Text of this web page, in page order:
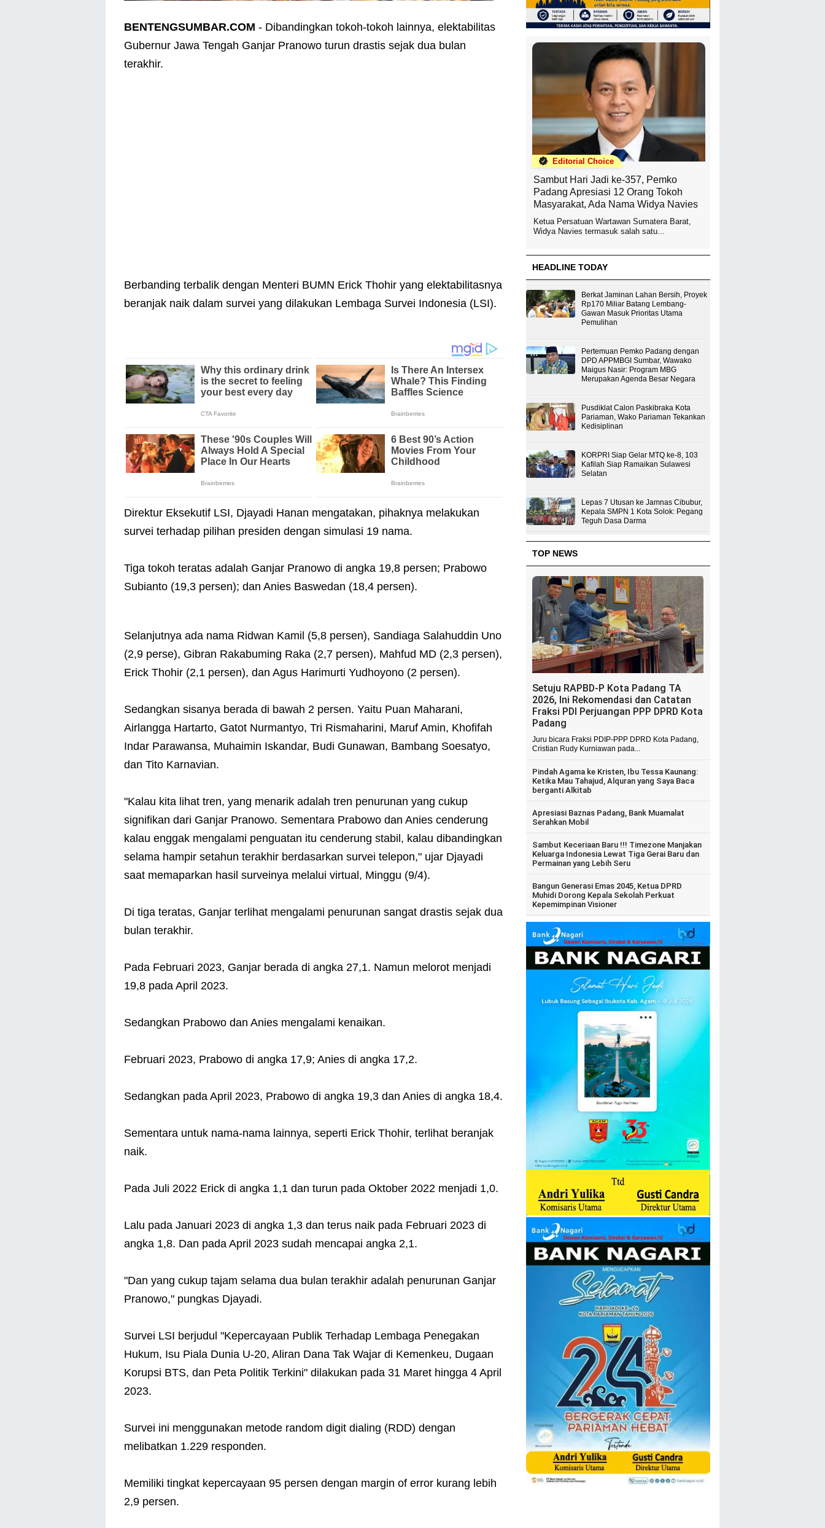
BENTENGSUMBAR.COM - Dibandingkan tokoh-tokoh lainnya, elektabilitas
Gubernur Jawa Tengah Ganjar Pranowo turun drastis sejak dua bulan
terakhir.
Berbanding terbalik dengan Menteri BUMN Erick Thohir yang elektabilitasnya
beranjak naik dalam survei yang dilakukan Lembaga Survei Indonesia (LSI).
Direktur Eksekutif LSI, Djayadi Hanan mengatakan, pihaknya melakukan
survei terhadap pilihan presiden dengan simulasi 19 nama.
Tiga tokoh teratas adalah Ganjar Pranowo di angka 19,8 persen; Prabowo
Subianto (19,3 persen); dan Anies Baswedan (18,4 persen).
Selanjutnya ada nama Ridwan Kamil (5,8 persen), Sandiaga Salahuddin Uno
(2,9 perse), Gibran Rakabuming Raka (2,7 persen), Mahfud MD (2,3 persen),
Erick Thohir (2,1 persen), dan Agus Harimurti Yudhoyono (2 persen).
Sedangkan sisanya berada di bawah 2 persen. Yaitu Puan Maharani,
Airlangga Hartarto, Gatot Nurmantyo, Tri Rismaharini, Maruf Amin, Khofifah
Indar Parawansa, Muhaimin Iskandar, Budi Gunawan, Bambang Soesatyo,
dan Tito Karnavian.
"Kalau kita lihat tren, yang menarik adalah tren penurunan yang cukup
signifikan dari Ganjar Pranowo. Sementara Prabowo dan Anies cenderung
kalau enggak mengalami penguatan itu cenderung stabil, kalau dibandingkan
selama hampir setahun terakhir berdasarkan survei telepon," ujar Djayadi
saat memaparkan hasil surveinya melalui virtual, Minggu (9/4).
Di tiga teratas, Ganjar terlihat mengalami penurunan sangat drastis sejak dua
bulan terakhir.
Pada Februari 2023, Ganjar berada di angka 27,1. Namun melorot menjadi
19,8 pada April 2023.
Sedangkan Prabowo dan Anies mengalami kenaikan.
Februari 2023, Prabowo di angka 17,9; Anies di angka 17,2.
Sedangkan pada April 2023, Prabowo di angka 19,3 dan Anies di angka 18,4.
Sementara untuk nama-nama lainnya, seperti Erick Thohir, terlihat beranjak
naik.
Pada Juli 2022 Erick di angka 1,1 dan turun pada Oktober 2022 menjadi 1,0.
Lalu pada Januari 2023 di angka 1,3 dan terus naik pada Februari 2023 di
angka 1,8. Dan pada April 2023 sudah mencapai angka 2,1.
"Dan yang cukup tajam selama dua bulan terakhir adalah penurunan Ganjar
Pranowo," pungkas Djayadi.
Survei LSI berjudul "Kepercayaan Publik Terhadap Lembaga Penegakan
Hukum, Isu Piala Dunia U-20, Aliran Dana Tak Wajar di Kemenkeu, Dugaan
Korupsi BTS, dan Peta Politik Terkini" dilakukan pada 31 Maret hingga 4 April
2023.
Survei ini menggunakan metode random digit dialing (RDD) dengan
melibatkan 1.229 responden.
Memiliki tingkat kepercayaan 95 persen dengan margin of error kurang lebih
2,9 persen.
Editorial Choice
Sambut Hari Jadi ke-357, Pemko
Padang Apresiasi 12 Orang Tokoh
Masyarakat, Ada Nama Widya Navies
Ketua Persatuan Wartawan Sumatera Barat,
Widya Navies termasuk salah satu...
HEADLINE TODAY
Berkat Jaminan Lahan Bersih, Proyek
Rp170 Miliar Batang Lembang-
Gawan Masuk Prioritas Utama
Pemulihan
Pertemuan Pemko Padang dengan
DPD APPMBGI Sumbar, Wawako
Maigus Nasir: Program MBG
Merupakan Agenda Besar Negara
Pusdiklat Calon Paskibraka Kota
Pariaman, Wako Pariaman Tekankan
Kedisiplinan
KORPRI Siap Gelar MTQ ke-8, 103
Kafilah Siap Ramaikan Sulawesi
Selatan
Lepas 7 Utusan ke Jamnas Cibubur,
Kepala SMPN 1 Kota Solok: Pegang
Teguh Dasa Darma
TOP NEWS
Setuju RAPBD-P Kota Padang TA
2026, Ini Rekomendasi dan Catatan
Fraksi PDI Perjuangan PPP DPRD Kota
Padang
Juru bicara Fraksi PDIP-PPP DPRD Kota Padang,
Cristian Rudy Kurniawan pada...
Pindah Agama ke Kristen, Ibu Tessa Kaunang:
Ketika Mau Tahajud, Alquran yang Saya Baca
berganti Alkitab
Apresiasi Baznas Padang, Bank Muamalat
Serahkan Mobil
Sambut Keceriaan Baru !!! Timezone Manjakan
Keluarga Indonesia Lewat Tiga Gerai Baru dan
Permainan yang Lebih Seru
Bangun Generasi Emas 2045, Ketua DPRD
Muhidi Dorong Kepala Sekolah Perkuat
Kepemimpinan Visioner